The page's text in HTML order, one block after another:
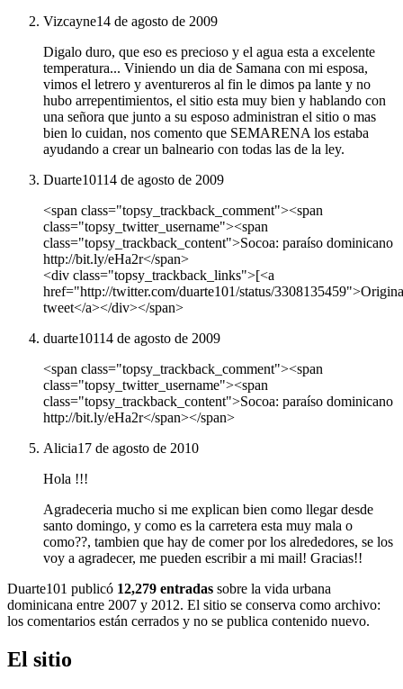
Vizcayne14 de agosto de 2009
Digalo duro, que eso es precioso y el agua esta a excelente
temperatura... Viniendo un dia de Samana con mi esposa,
vimos el letrero y aventureros al fin le dimos pa lante y no
hubo arrepentimientos, el sitio esta muy bien y hablando con
una señora que junto a su esposo administran el sitio o mas
bien lo cuidan, nos comento que SEMARENA los estaba
ayudando a crear un balneario con todas las de la ley.
Duarte10114 de agosto de 2009
<span class="topsy_trackback_comment"><span
class="topsy_twitter_username"><span
class="topsy_trackback_content">Socoa: paraíso dominicano
http://bit.ly/eHa2r</span>
<div class="topsy_trackback_links">[<a
href="http://twitter.com/duarte101/status/
tweet</a></div></span>
duarte10114 de agosto de 2009
<span class="topsy_trackback_comment"><span
class="topsy_twitter_username"><span
class="topsy_trackback_content">Socoa: paraíso dominicano
http://bit.ly/eHa2r</span></span>
Alicia17 de agosto de 2010
Hola !!!
Agradeceria mucho si me explican bien como llegar desde
santo domingo, y como es la carretera esta muy mala o
como??, tambien que hay de comer por los alrededores, se los
voy a agradecer, me pueden escribir a mi mail! Gracias!!
Duarte101 publicó 12,279 entradas sobre la vida urbana
dominicana entre 2007 y 2012. El sitio se conserva como archivo:
los comentarios están cerrados y no se publica contenido nuevo.
El sitio